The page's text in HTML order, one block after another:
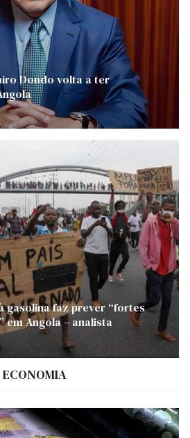
Dondo volta a ter
gasolina faz prever “fortes
em Angola – analista
ECONOMIA